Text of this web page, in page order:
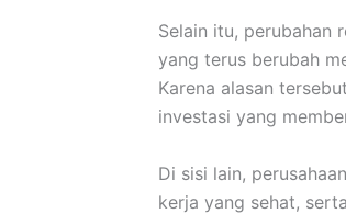
Selain itu, perubahan
yang terus berubah
Karena alasan
investasi yang
Di sisi lain,
kerja yang sehat,